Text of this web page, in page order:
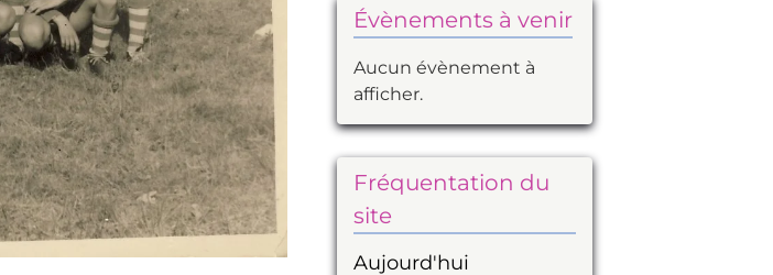
Évènements à venir
Aucun évènement à
afficher.
Fréquentation du
site
Aujourd'hui